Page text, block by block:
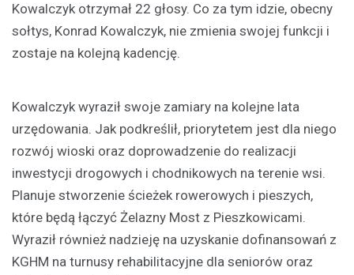
Kowalczyk otrzymał 22 głosy. Co za tym idzie, obecny
sołtys, Konrad Kowalczyk, nie zmienia swojej funkcji i
zostaje na kolejną kadencję.
Kowalczyk wyraził swoje zamiary na kolejne lata
urzędowania. Jak podkreślił, priorytetem jest dla niego
rozwój wioski oraz doprowadzenie do realizacji
inwestycji drogowych i chodnikowych na terenie wsi.
Planuje stworzenie ścieżek rowerowych i pieszych,
które będą łączyć Żelazny Most z Pieszkowicami.
Wyraził również nadzieję na uzyskanie dofinansowań z
KGHM na turnusy rehabilitacyjne dla seniorów oraz